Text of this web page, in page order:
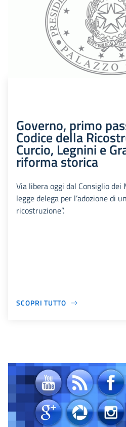
Governo, primo
Codice della
Curcio, Legnini e
riforma storica
Via libera oggi dal Consiglio
legge delega per l’adozione di
ricostruzione”.
SCOPRI TUTTO